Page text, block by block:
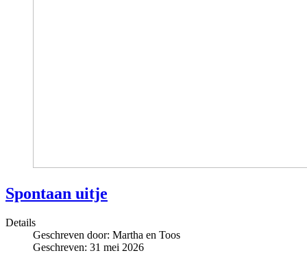
Spontaan uitje
Details
Geschreven door: Martha en Toos
Geschreven: 31 mei 2026